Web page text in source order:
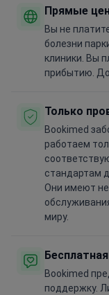
Прямые
Вы не
болезни
клиники. Вы
прибытию.
Только
Bookimed
работаем
стандартам
Они имеют
миру.
Bookimed
поддержку.